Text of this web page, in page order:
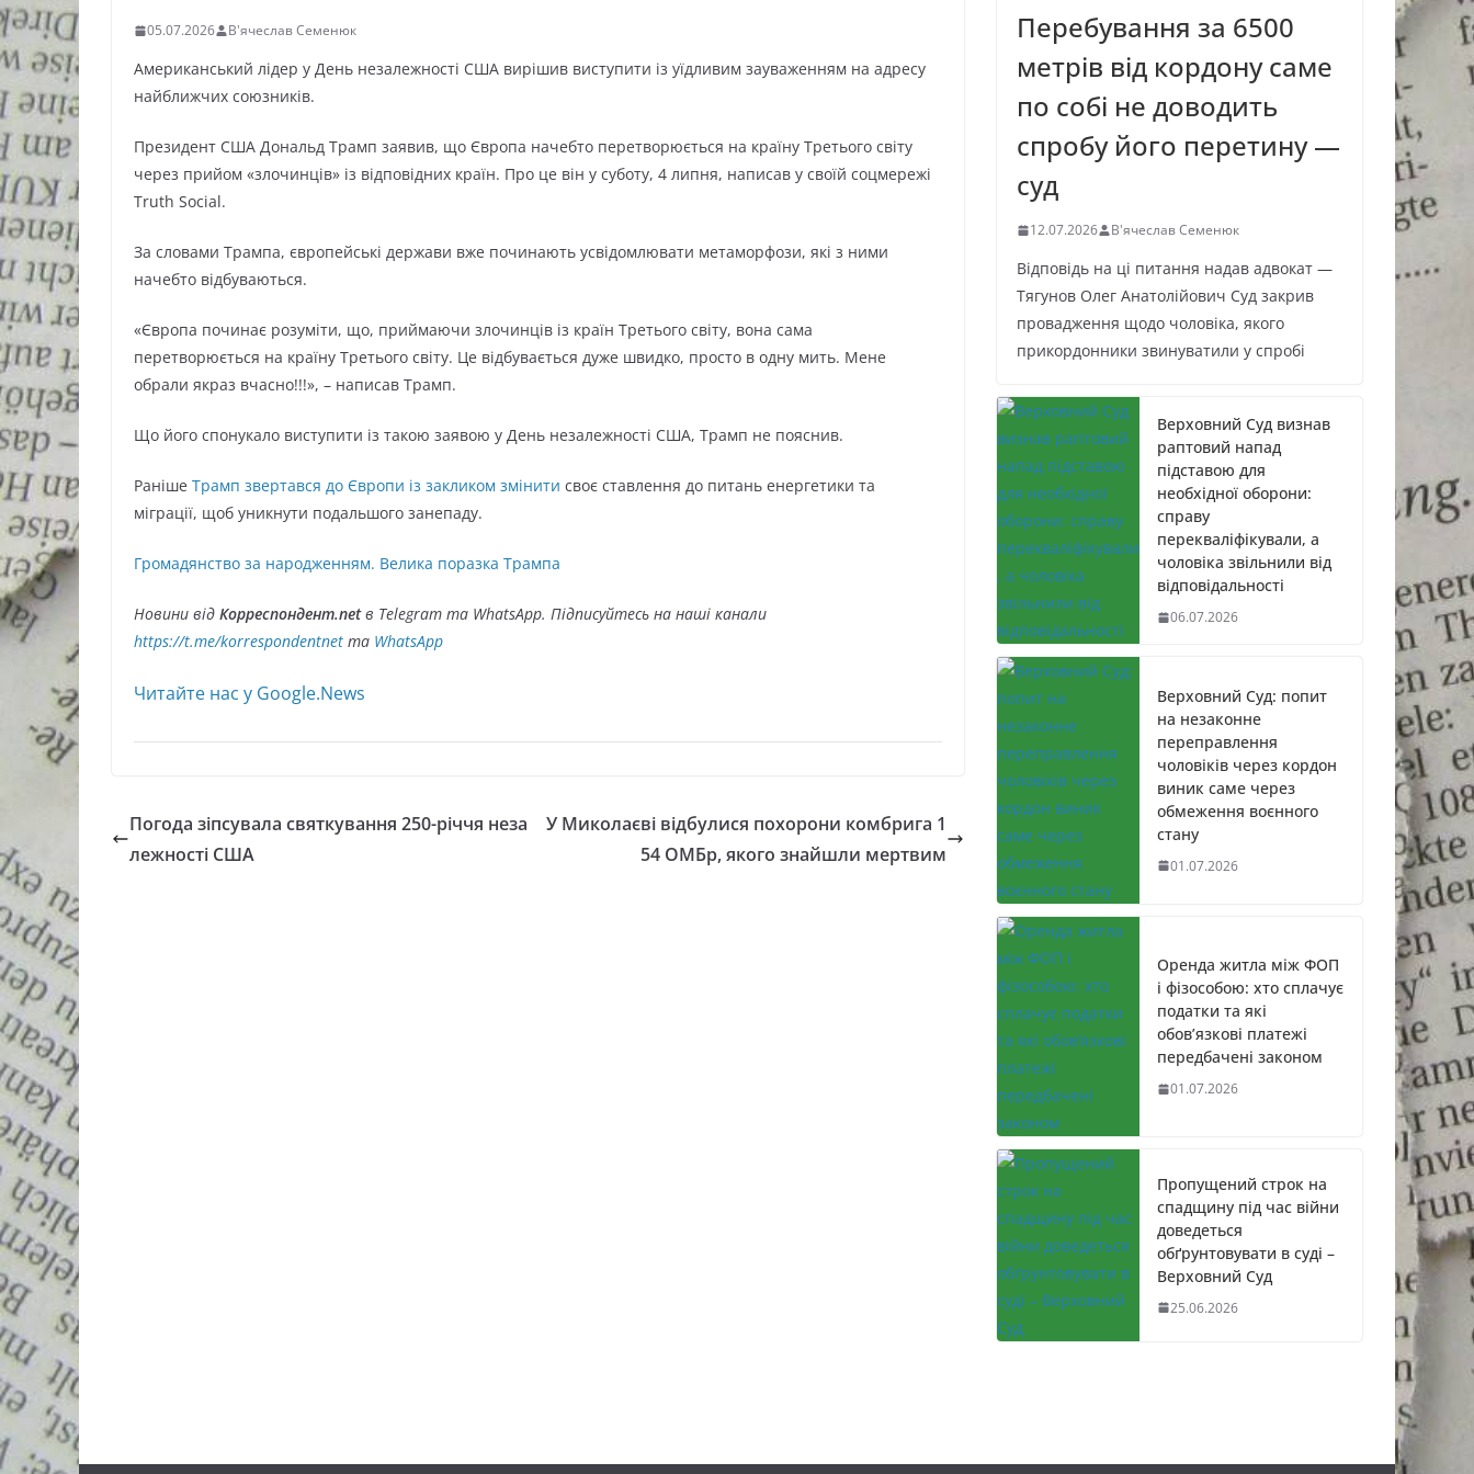
05.07.2026 В'ячеслав Семенюк
Американський лідер у День незалежності США вирішив виступити із уїдливим зауваженням на адресу
найближчих союзників.
Президент США Дональд Трамп заявив, що Європа начебто перетворюється на країну Третього світу
через прийом «злочинців» із відповідних країн. Про це він у суботу, 4 липня, написав у своїй соцмережі
Truth Social.
За словами Трампа, європейські держави вже починають усвідомлювати метаморфози, які з ними
начебто відбуваються.
«Європа починає розуміти, що, приймаючи злочинців із країн Третього світу, вона сама
перетворюється на країну Третього світу. Це відбувається дуже швидко, просто в одну мить. Мене
обрали якраз вчасно!!!», – написав Трамп.
Що його спонукало виступити із такою заявою у День незалежності США, Трамп не пояснив.
Раніше Трамп звертався до Європи із закликом змінити своє ставлення до питань енергетики та
міграції, щоб уникнути подальшого занепаду.
Громадянство за народженням. Велика поразка Трампа
Новини від Корреспондент.netв Telegram та WhatsApp. Підписуйтесь на наші канали
https://t.me/korrespondentnet та WhatsApp
Читайте нас у Google.News
Погода зіпсувала святкування 250-річчя неза
лежності США
У Миколаєві відбулися похорони комбрига 1
54 ОМБр, якого знайшли мертвим
Перебування за 6500
метрів від кордону саме
по собі не доводить
спробу його перетину —
суд
12.07.2026 В'ячеслав Семенюк
Відповідь на ці питання надав адвокат —
Тягунов Олег Анатолійович Суд закрив
провадження щодо чоловіка, якого
прикордонники звинуватили у спробі
Верховний Суд визнав
раптовий напад
підставою для
необхідної оборони:
справу
перекваліфікували, а
чоловіка звільнили від
відповідальності
06.07.2026
Верховний Суд: попит
на незаконне
переправлення
чоловіків через кордон
виник саме через
обмеження воєнного
стану
01.07.2026
Оренда житла між ФОП
і фізособою: хто сплачує
податки та які
обов’язкові платежі
передбачені законом
01.07.2026
Пропущений строк на
спадщину під час війни
доведеться
обґрунтовувати в суді –
Верховний Суд
25.06.2026